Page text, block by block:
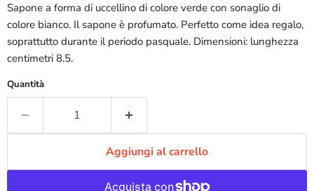
Sapone a forma di uccellino di colore verde con sonaglio di
colore bianco. Il sapone è profumato. Perfetto come idea regalo,
soprattutto durante il periodo pasquale. Dimensioni: lunghezza
centimetri 8.5.
Quantità
Aggiungi al carrello